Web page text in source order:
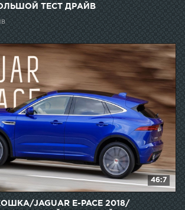
ТЕСТ ДРАЙВ
46:7
JAGUAR E-PACE 2018/